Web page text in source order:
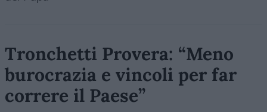
Tronchetti Provera: “Meno
burocrazia e vincoli per far
correre il Paese”